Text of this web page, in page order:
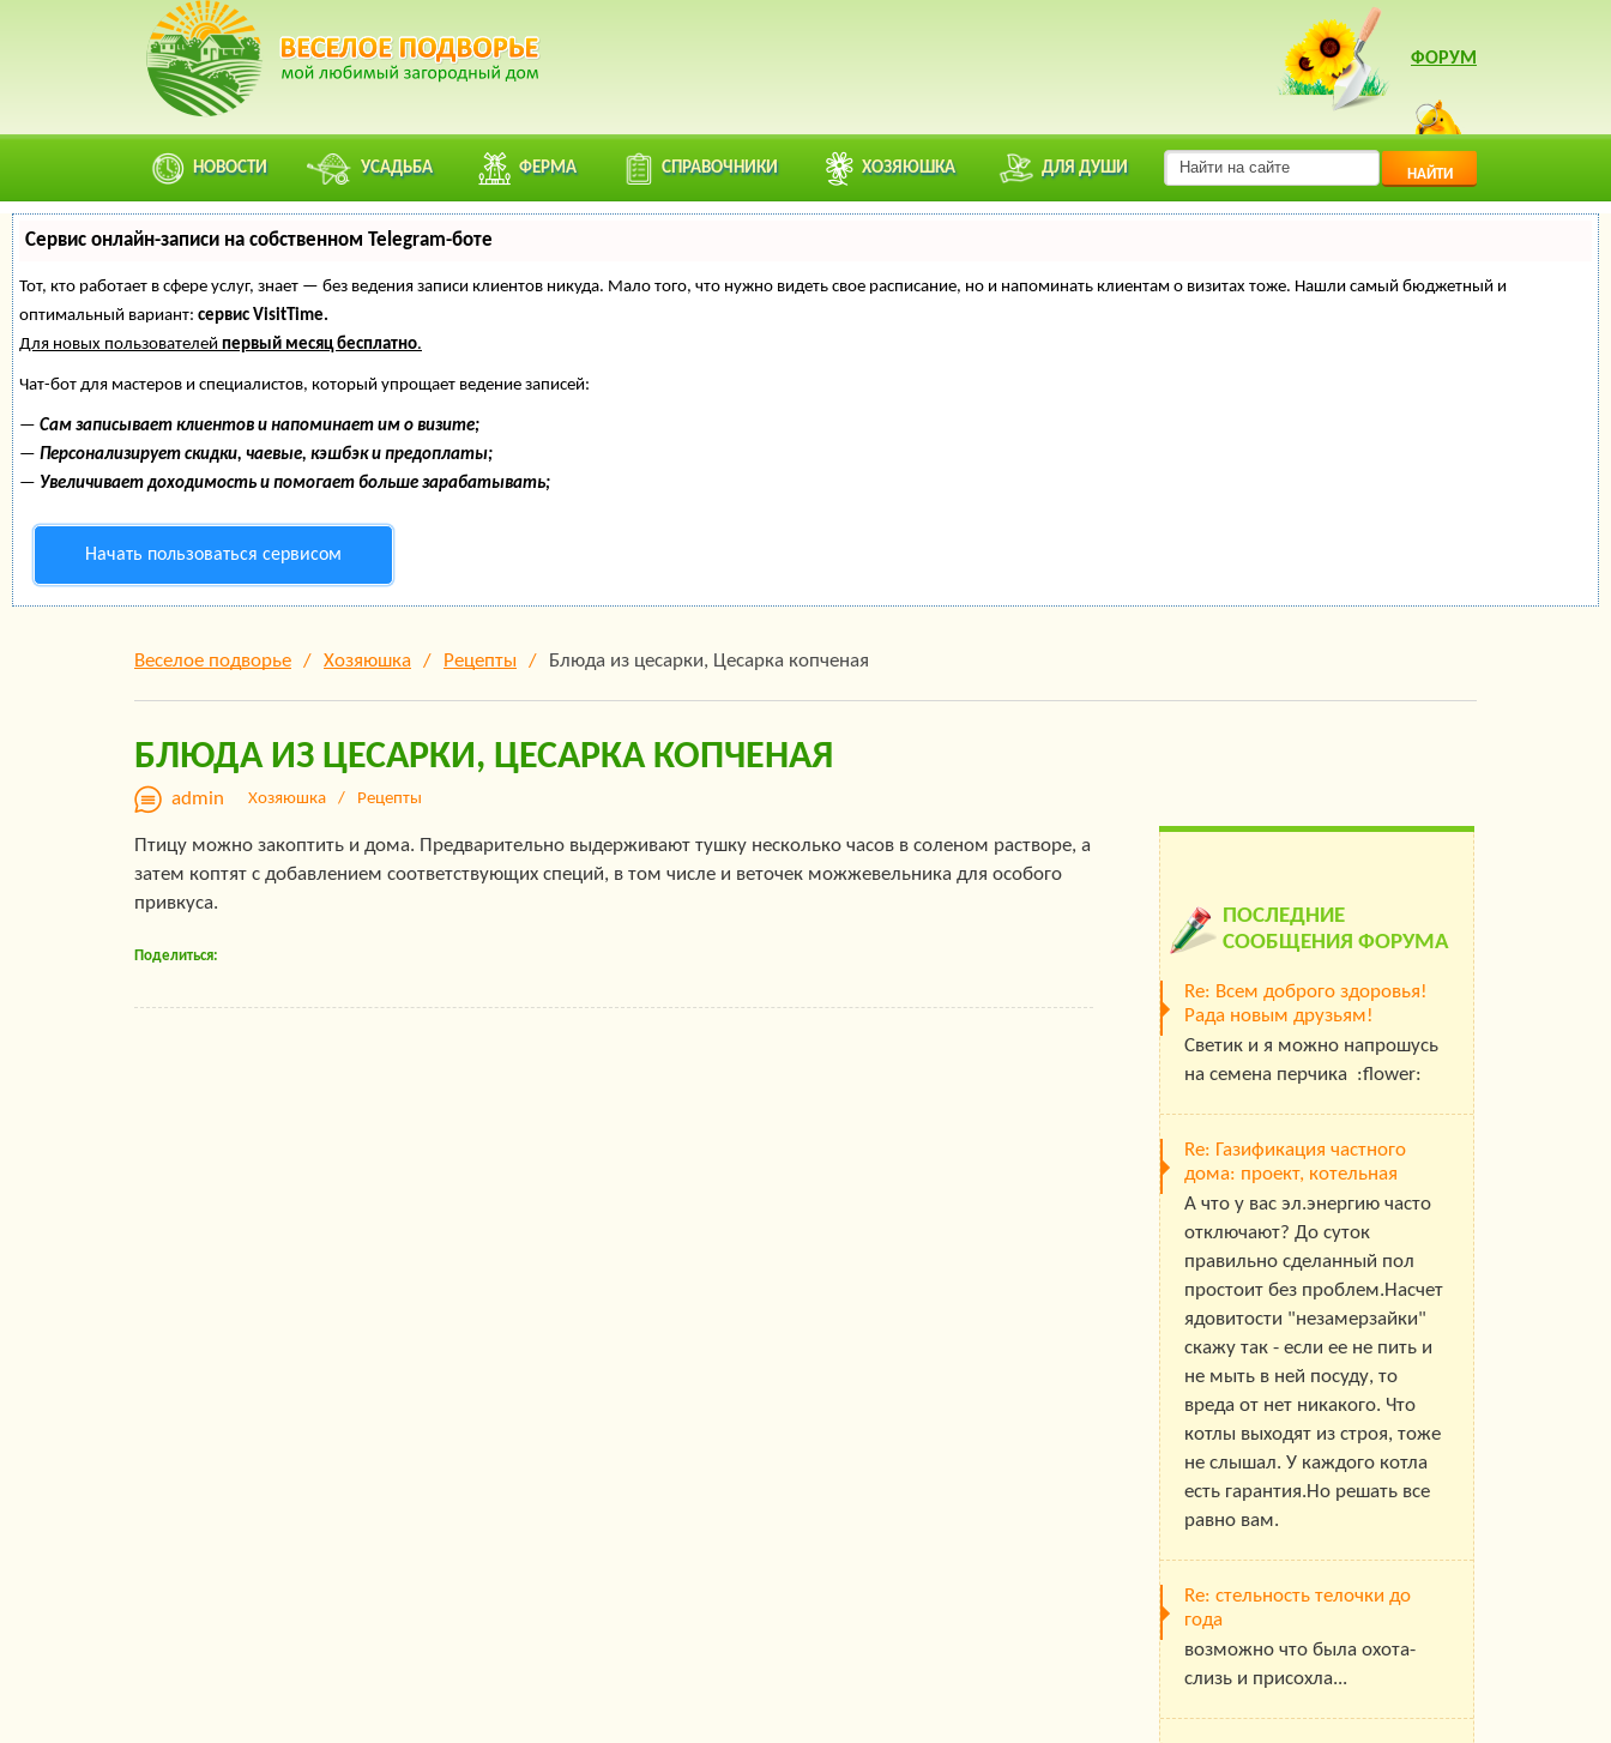
ФОРУМ
НОВОСТИ УСАДЬБА ФЕРМА СПРАВОЧНИКИ ХОЗЯЮШКА ДЛЯ ДУШИ НАЙТИ
Сервис онлайн-записи на собственном Telegram-боте
Тот, кто работает в сфере услуг, знает — без ведения записи клиентов никуда. Мало того, что нужно видеть свое расписание, но и напоминать клиентам о визитах тоже. Нашли самый бюджетный и
оптимальный вариант: сервис VisitTime.
Для новых пользователей первый месяц бесплатно.
Чат-бот для мастеров и специалистов, который упрощает ведение записей:
— Сам записывает клиентов и напоминает им о визите;
— Персонализирует скидки, чаевые, кэшбэк и предоплаты;
— Увеличивает доходимость и помогает больше зарабатывать;
Начать пользоваться сервисом
Веселое подворье Хозяюшка Рецепты Блюда из цесарки, Цесарка копченая
БЛЮДА ИЗ ЦЕСАРКИ, ЦЕСАРКА КОПЧЕНАЯ
admin Хозяюшка Рецепты
Птицу можно закоптить и дома. Предварительно выдерживают тушку несколько часов в соленом растворе, а
затем коптят с добавлением соответствующих специй, в том числе и веточек можжевельника для особого
привкуса.
Поделиться:
ПОСЛЕДНИЕ
СООБЩЕНИЯ ФОРУМА
Re: Всем доброго здоровья!
Рада новым друзьям!
Светик и я можно напрошусь
на семена перчика :flower:
Re: Газификация частного
дома: проект, котельная
А что у вас эл.энергию часто
отключают? До суток
правильно сделанный пол
простоит без проблем.Насчет
ядовитости "незамерзайки"
скажу так - если ее не пить и
не мыть в ней посуду, то
вреда от нет никакого. Что
котлы выходят из строя, тоже
не слышал. У каждого котла
есть гарантия.Но решать все
равно вам.
Re: стельность телочки до
года
возможно что была охота-
слизь и присохла...